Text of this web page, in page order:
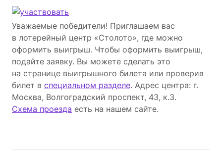
Уважаемые победители! Приглашаем вас
в лотерейный центр «Столото», где можно
оформить выигрыш. Чтобы оформить выигрыш,
подайте заявку. Вы можете сделать это
на странице выигрышного билета или проверив
билет в специальном разделе. Адрес центра: г.
Москва, Волгоградский проспект, 43, к.3.
Схема проезда есть на нашем сайте.